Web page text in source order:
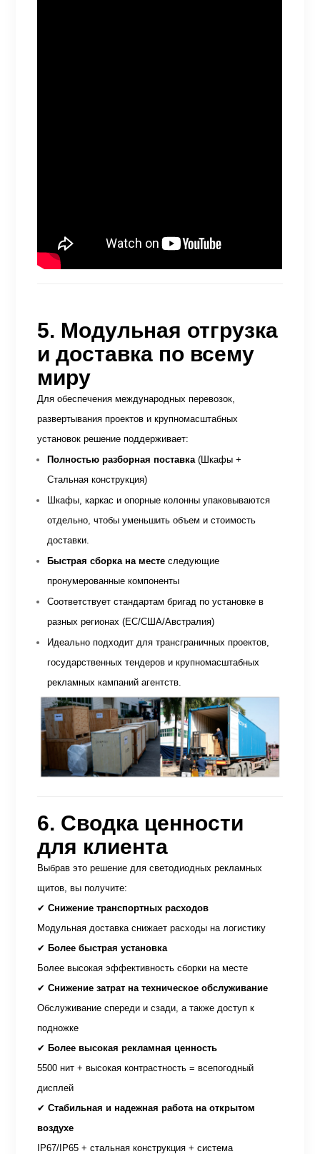
5. Модульная отгрузка
и доставка по всему
миру
Для обеспечения международных перевозок,
развертывания проектов и крупномасштабных
установок решение поддерживает:
Полностью разборная поставка(Шкафы +
Стальная конструкция)
Шкафы, каркас и опорные колонны упаковываются
отдельно, чтобы уменьшить объем и стоимость
доставки.
Быстрая сборка на месте следующие
пронумерованные компоненты
Соответствует стандартам бригад по установке в
разных регионах (ЕС/США/Австралия)
Идеально подходит для трансграничных проектов,
государственных тендеров и крупномасштабных
рекламных кампаний агентств.
6. Сводка ценности
для клиента
Выбрав это решение для светодиодных рекламных
щитов, вы получите:
✔Снижение транспортных расходов
Модульная доставка снижает расходы на логистику
✔Более быстрая установка
Более высокая эффективность сборки на месте
✔Снижение затрат на техническое обслуживание
Обслуживание спереди и сзади, а также доступ к
подножке
✔Более высокая рекламная ценность
5500 нит + высокая контрастность = всепогодный
дисплей
✔Стабильная и надежная работа на открытом
воздухе
IP67/IP65 + стальная конструкция + система